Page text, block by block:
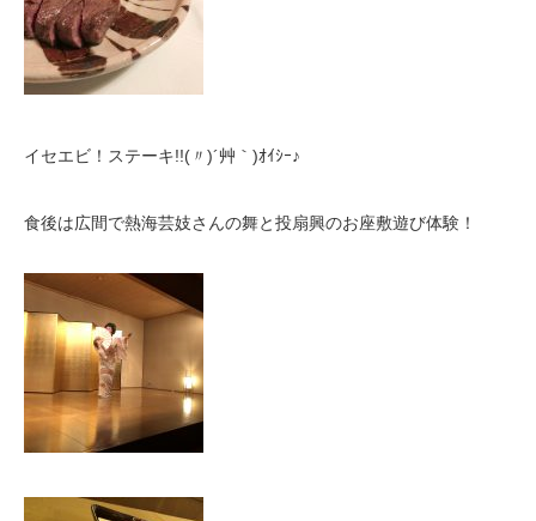
イセエビ！ステーキ!!(〃)´艸｀)ｵｲｼｰ♪
食後は広間で熱海芸妓さんの舞と投扇興のお座敷遊び体験！